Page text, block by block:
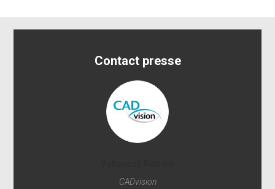
Contact presse
CADvision